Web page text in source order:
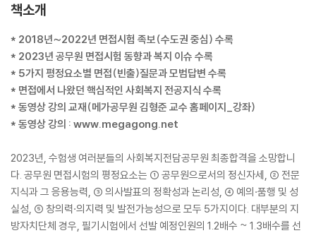
책소개
* 2018년∼2022년 면접시험 족보(수도권 중심) 수록
* 2023년 공무원 면접시험 동향과 복지 이슈 수록
* 5가지 평정요소별 면접(빈출)질문과 모범답변 수록
* 면접에서 나왔던 핵심적인 사회복지 전공지식 수록
* 동영상 강의 교재(메가공무원 김형준 교수 홈페이지_강좌)
* 동영상 강의 : www.megagong.net
2023년, 수험생 여러분들의 사회복지전담공무원 최종합격을 소망합니
다. 공무원 면접시험의 평정요소는 ① 공무원으로서의 정신자세, ② 전문
지식과 그 응용능력, ③ 의사발표의 정확성과 논리성, ④ 예의·품행 및 성
실성, ⑤ 창의력·의지력 및 발전가능성으로 모두 5가지이다. 대부분의 지
방자치단체 경우, 필기시험에서 선발 예정인원의 1.2배수 ~ 1.3배수를 선